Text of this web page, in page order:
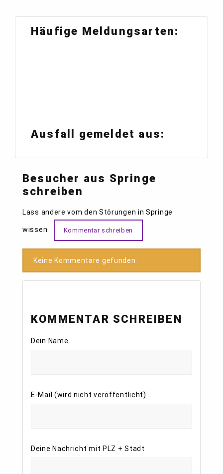
Häufige Meldungsarten:
Ausfall gemeldet aus:
Besucher aus Springe
schreiben
Lass andere vom den Störungen in Springe
wissen: Kommentar schreiben
Keine Kommentare gefunden.
KOMMENTAR SCHREIBEN
Dein Name
E-Mail (wird nicht veröffentlicht)
Deine Nachricht mit PLZ + Stadt